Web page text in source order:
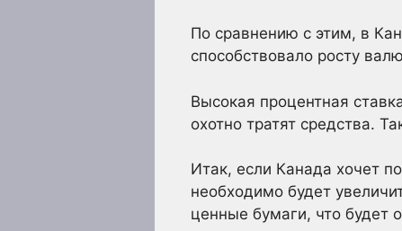
По сравнению с этим, в
способствовало росту
Высокая процентная
охотно тратят средства.
Итак, если Канада хочет
необходимо будет
ценные бумаги, что будет